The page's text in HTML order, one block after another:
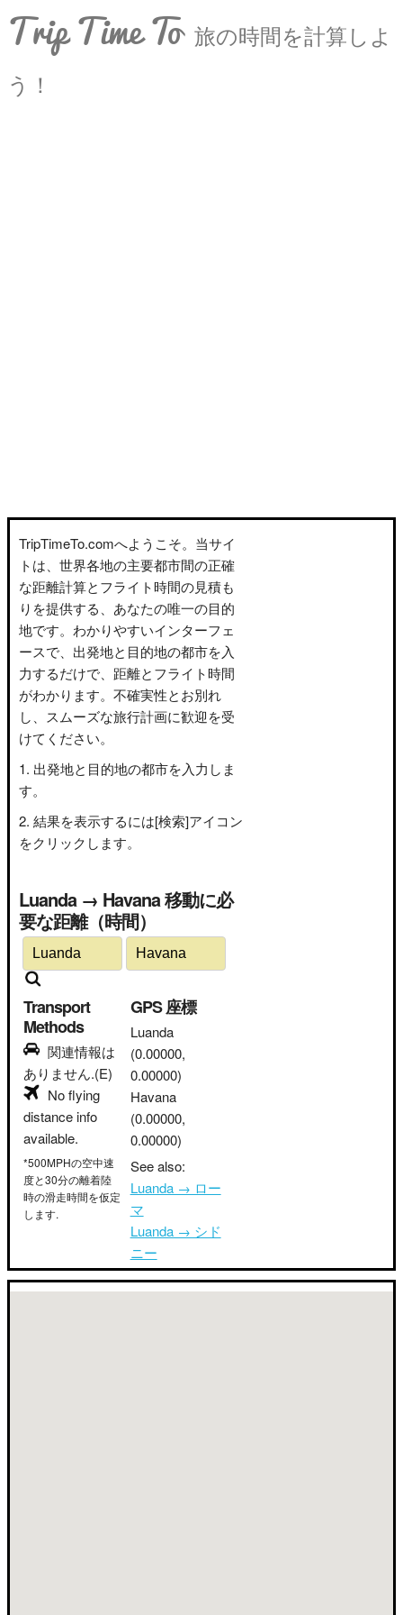
Trip Time To 旅の時間を計算しよ
う！
TripTimeTo.comへようこそ。当サイ
トは、世界各地の主要都市間の正確
な距離計算とフライト時間の見積も
りを提供する、あなたの唯一の目的
地です。わかりやすいインターフェ
ースで、出発地と目的地の都市を入
力するだけで、距離とフライト時間
がわかります。不確実性とお別れ
し、スムーズな旅行計画に歓迎を受
けてください。
出発地と目的地の都市を入力しま
す。
結果を表示するには[検索]アイコン
をクリックします。
Luanda → Havana 移動に必
要な距離（時間）
Transport
Methods
関連情報は
ありません.(E)
No flying
distance info
available.
*500MPHの空中速
度と30分の離着陸
時の滑走時間を仮定
します.
GPS 座標
Luanda
(0.00000,
0.00000)
Havana
(0.00000,
0.00000)
See also:
Luanda → ロー
マ
Luanda → シド
ニー